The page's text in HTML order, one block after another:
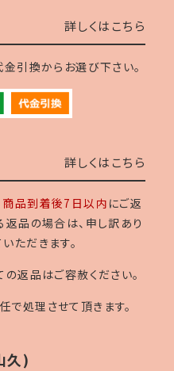
詳しくはこちら
金引換からお選び下さい。
詳しくはこちら
商品到着後7日以内 にご返
返品の場合は、申し訳あり
ただきます。
返品はご容赦ください。
処理させて頂きます。
久)